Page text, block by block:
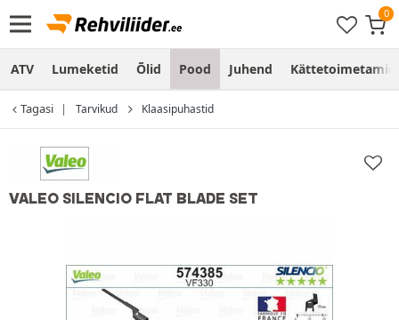
ATV Lumeketid Õlid Pood Juhend
Tagasi Tarvikud Klaasipuhastid
VALEO SILENCIO FLAT BLADE SET